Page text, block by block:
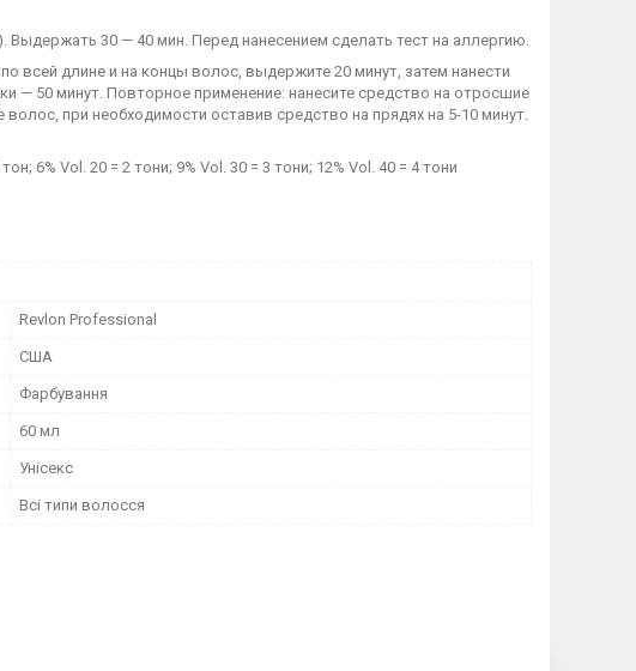
30 — 40 мин. Перед нанесением сделать тест на аллергию.
всей длине и на концы волос, выдержите 20 минут, затем нанести
50 минут. Повторное применение: нанесите средство на отросшие
при необходимости оставив средство на прядях на 5-10 минут.
6% Vol. 20 = 2 тони; 9% Vol. 30 = 3 тони; 12% Vol. 40 = 4 тони
Revlon Professional
США
Фарбування
60 мл
Унісекс
Всі типи волосся